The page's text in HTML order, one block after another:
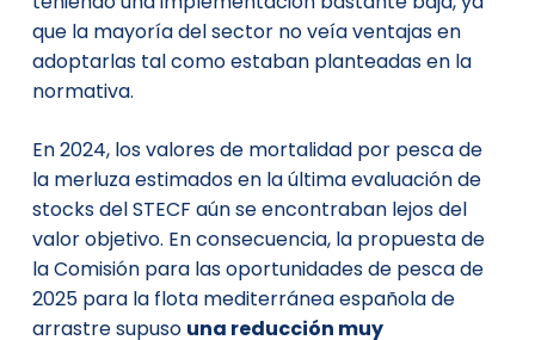
que la mayoría del sector no veía ventajas en
adoptarlas tal como estaban planteadas en la
normativa.
En 2024, los valores de mortalidad por pesca de
la merluza estimados en la última evaluación de
stocks del STECF aún se encontraban lejos del
valor objetivo. En consecuencia, la propuesta de
la Comisión para las oportunidades de pesca de
2025 para la flota mediterránea española de
arrastre supuso una reducción muy